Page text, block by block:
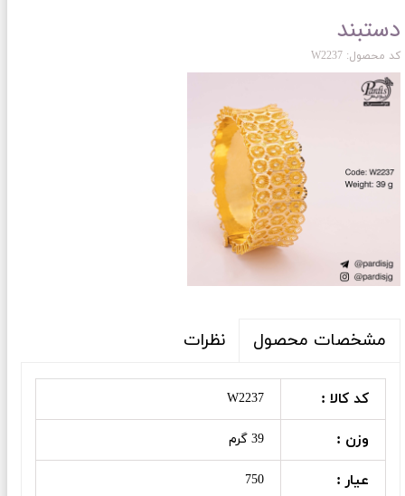
دستبند
کد محصول: W2237
مشخصات محصول نظرات
کد کالا : W2237
وزن : 39 گرم
عیار : 750